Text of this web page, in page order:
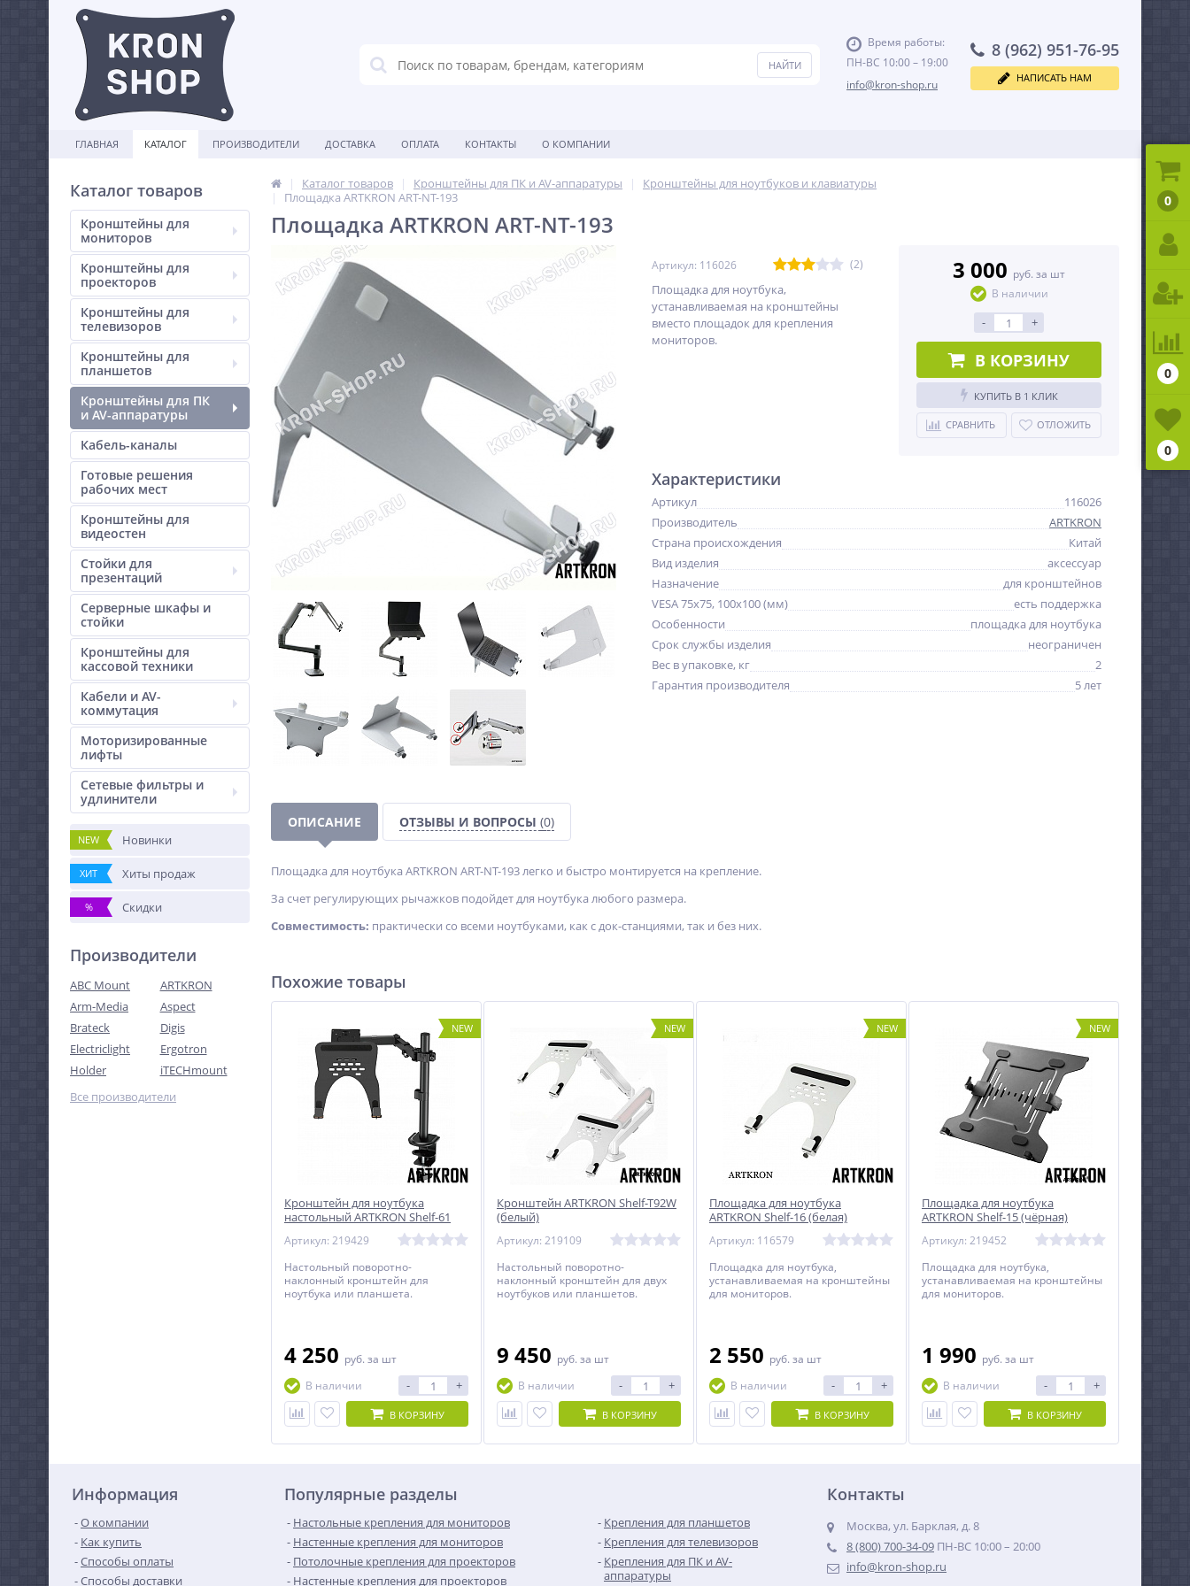
Время работы:
ПН-ВС 10:00 – 19:00
info@kron-shop.ru
8 (962) 951-76-95
НАПИСАТЬ НАМ
ГЛАВНАЯ КАТАЛОГ ПРОИЗВОДИТЕЛИ ДОСТАВКА ОПЛАТА КОНТАКТЫ О КОМПАНИИ
Каталог товаров
Кронштейны для
мониторов
Кронштейны для
проекторов
Кронштейны для
телевизоров
Кронштейны для
планшетов
Кронштейны для ПК
и AV-аппаратуры
Кабель-каналы
Готовые решения
рабочих мест
Кронштейны для
видеостен
Стойки для
презентаций
Серверные шкафы и
стойки
Кронштейны для
кассовой техники
Кабели и AV-
коммутация
Моторизированные
лифты
Сетевые фильтры и
удлинители
NEW Новинки
ХИТ Хиты продаж
% Скидки
Производители
ABC Mount
ARTKRON
Arm-Media
Aspect
Brateck
Digis
Electriclight
Ergotron
Holder
iTECHmount
Все производители
Каталог товаров Кронштейны для ПК и AV-аппаратуры
Кронштейны для ноутбуков и клавиатуры
Площадка ARTKRON ART-NT-193
Площадка ARTKRON ART-NT-193
Артикул: 116026 (2)
Площадка для ноутбука,
устанавливаемая на кронштейны
вместо площадок для крепления
мониторов.
3 000 руб. за шт
В наличии
- +
В КОРЗИНУ
КУПИТЬ В 1 КЛИК
СРАВНИТЬ ОТЛОЖИТЬ
Характеристики
Артикул
116026
Производитель
ARTKRON
Страна происхождения
Китай
Вид изделия
аксессуар
Назначение
для кронштейнов
VESA 75x75, 100x100 (мм)
есть поддержка
Особенности
площадка для ноутбука
Срок службы изделия
неограничен
Вес в упаковке, кг
2
Гарантия производителя
5 лет
ОПИСАНИЕ ОТЗЫВЫ И ВОПРОСЫ (0)
Площадка для ноутбука ARTKRON ART-NT-193 легко и быстро монтируется на крепление.
За счет регулирующих рычажков подойдет для ноутбука любого размера.
Совместимость: практически со всеми ноутбуками, как с док-станциями, так и без них.
Похожие товары
NEW
Кронштейн для ноутбука
настольный ARTKRON Shelf-61
Артикул: 219429
Настольный поворотно-
наклонный кронштейн для
ноутбука или планшета.
4 250 руб. за шт
В наличии
- +
В КОРЗИНУ
NEW
Кронштейн ARTKRON Shelf-T92W
(белый)
Артикул: 219109
Настольный поворотно-
наклонный кронштейн для двух
ноутбуков или планшетов.
9 450 руб. за шт
В наличии
- +
В КОРЗИНУ
NEW
Площадка для ноутбука
ARTKRON Shelf-16 (белая)
Артикул: 116579
Площадка для ноутбука,
устанавливаемая на кронштейны
для мониторов.
2 550 руб. за шт
В наличии
- +
В КОРЗИНУ
NEW
Площадка для ноутбука
ARTKRON Shelf-15 (чёрная)
Артикул: 219452
Площадка для ноутбука,
устанавливаемая на кронштейны
для мониторов.
1 990 руб. за шт
В наличии
- +
В КОРЗИНУ
Информация
О компании
Как купить
Способы оплаты
Способы доставки
Популярные разделы
Настольные крепления для мониторов
Настенные крепления для мониторов
Потолочные крепления для проекторов
Настенные крепления для проекторов
Крепления для планшетов
Крепления для телевизоров
Крепления для ПК и AV-
аппаратуры
Контакты
Москва, ул. Барклая, д. 8
8 (800) 700-34-09 ПН-ВС 10:00 – 20:00
info@kron-shop.ru
0
0
0